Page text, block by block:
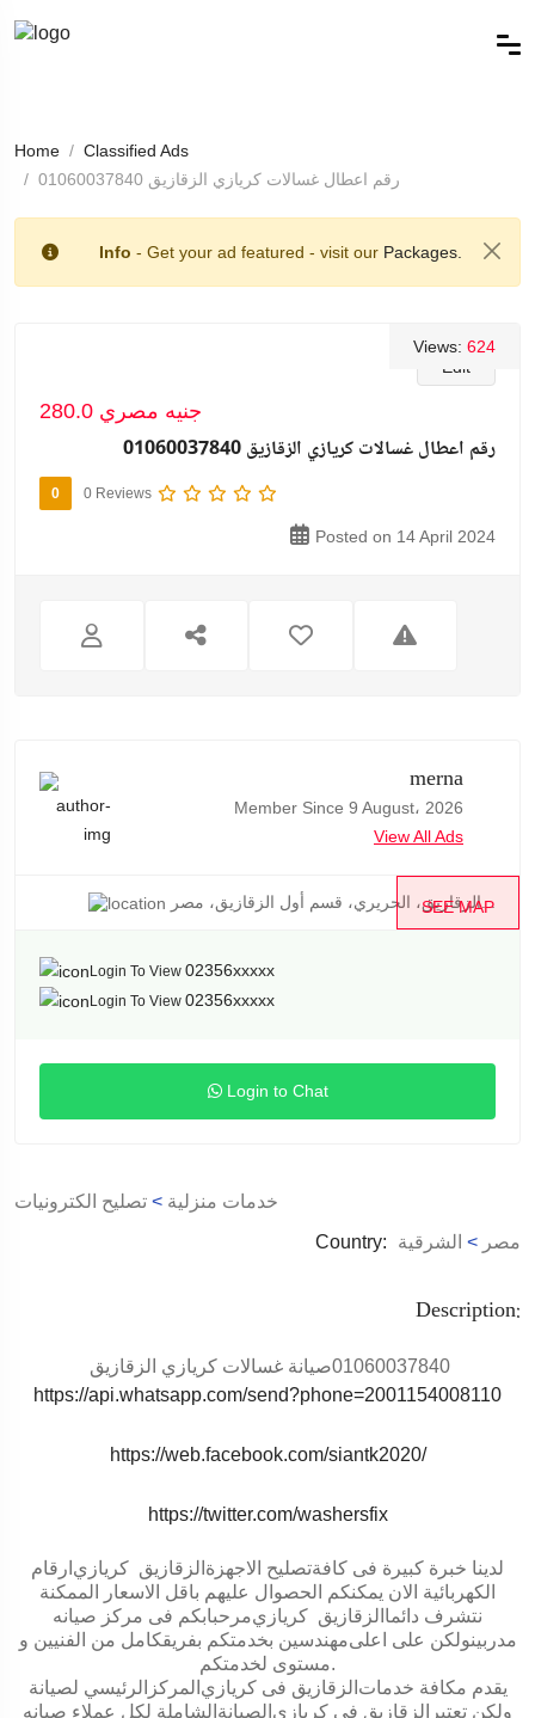
Home
Classified Ads
رقم اعطال غسالات كريازي الزقازيق 01060037840
Info - Get your ad featured - visit our Packages.
Edit
Views: 624
280.0 جنيه مصري
رقم اعطال غسالات كريازي الزقازيق 01060037840
0 0 Reviews
Posted on 14 April 2024
merna
Member Since 9 August، 2026
View All Ads
SEE MAP
الزقازيق، الحريري، قسم أول الزقازيق، مصر...
Login To View 02356xxxxx
Login To View 02356xxxxx
Login to Chat
خدمات منزلية > تصليح الكترونيات
Country:
مصر > الشرقية
Description:
صيانة غسالات كريازي الزقازيق01060037840
https://api.whatsapp.com/send?phone=2001154008110
https://web.facebook.com/siantk2020/
https://twitter.com/washersfix
ارقام كريازي الزقازيق لدينا خبرة كبيرة فى كافةتصليح الاجهزة
الكهربائية الان يمكنكم الحصوال عليهم باقل الاسعار الممكنة
مرحبابكم فى مركز صيانهكريازي الزقازيق نتشرف دائما
بخدمتكم بفريقكامل من الفنيين و مهندسينمدربينولكن على اعلى
مستوى لخدمتكم.
المركزالرئيسي لصيانة كريازيفى الزقازيق يقدم مكافة خدمات
الصيانةالشاملة لكل عملاء صيانه كريازي فى الزقازيق ولكن تعتبر